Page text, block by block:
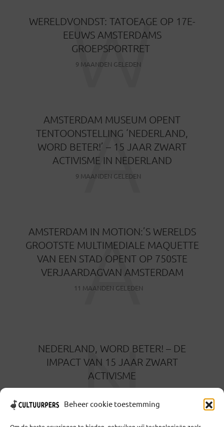
Beheer cookie toestemming
WERELDVONDST: TATOEAGE OP 17E-
EEUWS AMSTERDAMS
GROEPSPORTRET
9 MAANDEN GELEDEN
W
AMSTERDAM MUSEUM OPENT
TENTOONSTELLING ‘NEDERLAND,
WORD BETER!’ – 15 JAAR ZWART
ACTIVISME IN NEDERLAND
9 MAANDEN GELEDEN
A
AMSTERDAM IN MOTION:’S WERELDS
GROOTSTE MULTIMEDIALE MAQUETTE
VAN EEN STAD OPENT OP 750STE
VERJAARDAGVAN AMSTERDAM
11 MAANDEN GELEDEN
A
NEDERLAND, WORD BETER! – DE
IMPACT VAN 15 JAAR ZWART
ACTIVISME
N